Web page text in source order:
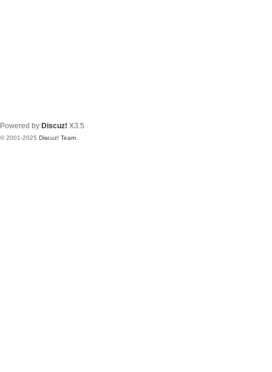
Powered by Discuz! X3.5
© 2001-2025 Discuz! Team